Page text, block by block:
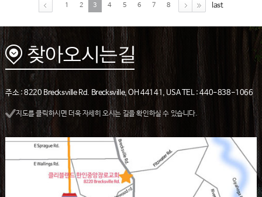
1 2 3 4 5 6 7 8 last
주소 : 8220 Brecksville Rd. Brecksville, OH 44141, USA TEL : 440-838-1066
지도를 클릭하시면 더욱 자세히 오시는 길을 확인하실 수 있습니다.